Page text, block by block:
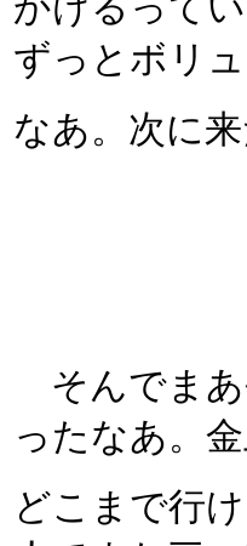
かけるって
ずっとボリ
なあ。次に
そんでまあ
ったなあ。
どこまで行